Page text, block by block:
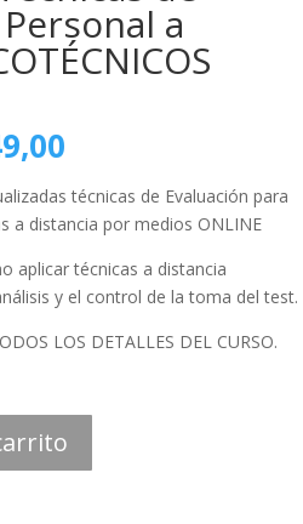
a
actual
es:
$3.549,00.
técnicas de Evaluación para
a distancia por medios ONLINE
aplicar técnicas a distancia
y el control de la toma del test.
LOS DETALLES DEL CURSO.